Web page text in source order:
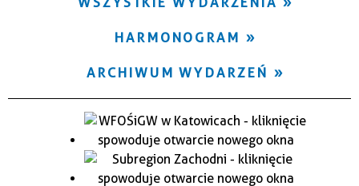
HARMONOGRAM
ARCHIWUM WYDARZEŃ